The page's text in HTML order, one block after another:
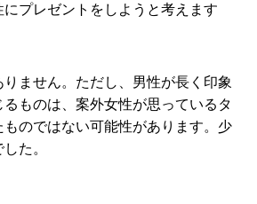
プレゼントをしようと考えます
ません。ただし、男性が長く印象
ものは、案外女性が思っているタ
のではない可能性があります。少
た。